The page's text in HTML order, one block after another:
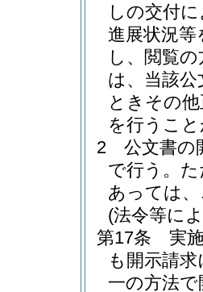
しの交付
進展状況
し、閲覧
は、当該
ときその
を行うこ
2
公文書の
で行う。
あっては
(法令等に
第17条
実
も開示請
一の方法